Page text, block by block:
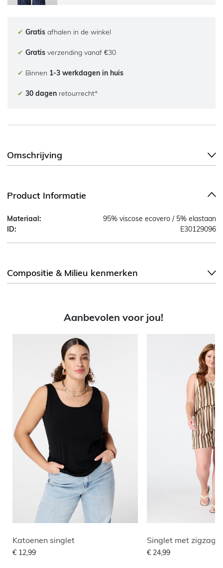
✔ Gratis afhalen in de winkel
✔ Gratis verzending vanaf €30
✔ Binnen 1-3 werkdagen in huis
✔ 30 dagen retourrecht*
Omschrijving
Product Informatie
Materiaal:
95% viscose ecovero / 5% elastaan
ID:
E30129096
Compositie & Milieu kenmerken
Aanbevolen voor jou!
Katoenen singlet
€ 12,99
Singlet met zigzag
€ 24,99